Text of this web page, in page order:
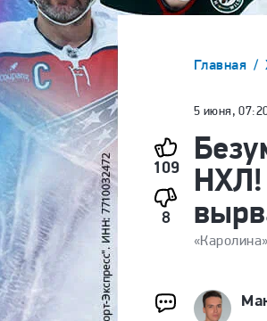
Главная
109
8
5 июня,
НХЛ!